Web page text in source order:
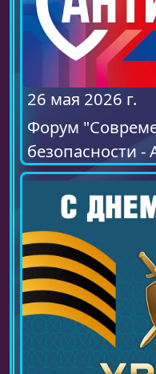
26 мая 2026 г.
Форум
безопасности -